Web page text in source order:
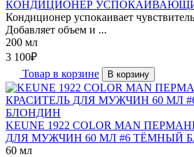
КОНДИЦИОНЕР
Кондиционер успокаивает
Добавляет объем и ...
200 мл
3 100₽
Товар в корзине
В корзину
KEUNE 1922 COLOR MAN
ДЛЯ МУЖЧИН 60 МЛ #6 ТЁМНЫЙ
60 мл